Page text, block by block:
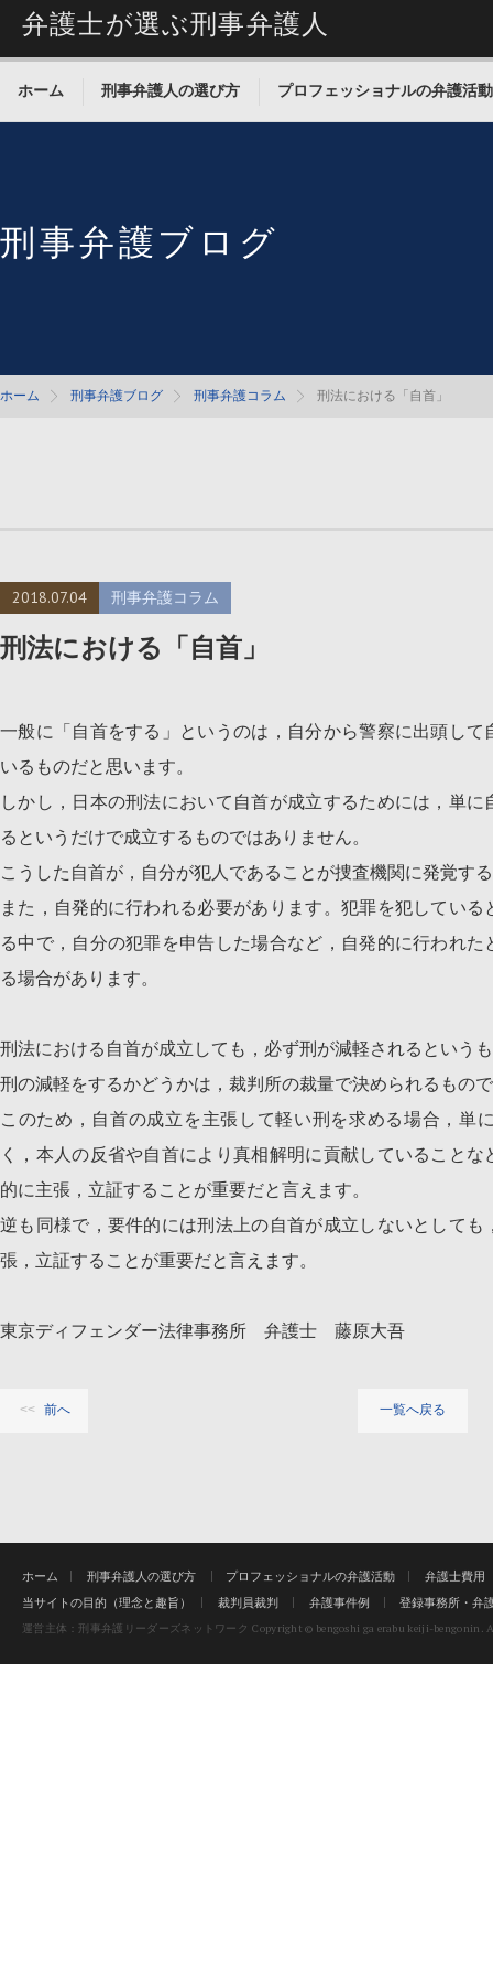
弁護士が選ぶ刑事弁護人
ホーム 刑事弁護人の選び方 プロフェッショナルの弁護活動
刑事弁護ブログ
ホーム 刑事弁護ブログ 刑事弁護コラム 刑法における「自首」
2018.07.04 刑事弁護コラム
刑法における「自首」
一般に「自首をする」というのは，自分から警察に出頭し
いるものだと思います。
しかし，日本の刑法において自首が成立するためには，単
るというだけで成立するものではありません。
こうした自首が，自分が犯人であることが捜査機関に発覚す
また，自発的に行われる必要があります。犯罪を犯してい
る中で，自分の犯罪を申告した場合など，自発的に行われ
る場合があります。
刑法における自首が成立しても，必ず刑が減軽されるという
刑の減軽をするかどうかは，裁判所の裁量で決められるもの
このため，自首の成立を主張して軽い刑を求める場合，単
く，本人の反省や自首により真相解明に貢献していること
的に主張，立証することが重要だと言えます。
逆も同様で，要件的には刑法上の自首が成立しないとして
張，立証することが重要だと言えます。
東京ディフェンダー法律事務所 弁護士 藤原大吾
前へ 一覧へ戻る
ホーム 刑事弁護人の選び方 プロフェッショナルの弁護活動
弁護士費用
当サイトの目的（理念と趣旨）
裁判員裁判 弁護事件例 登録事務所・弁
運営主体：刑事弁護リーダーズネットワークCopyright © bengoshi ga erabu keiji-bengonin.